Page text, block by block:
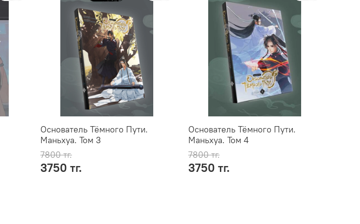
Основатель Тёмного Пути.
Маньхуа. Том 3
7800 тг.
3750 тг.
Основатель Тёмного Пути.
Маньхуа. Том 4
7800 тг.
3750 тг.